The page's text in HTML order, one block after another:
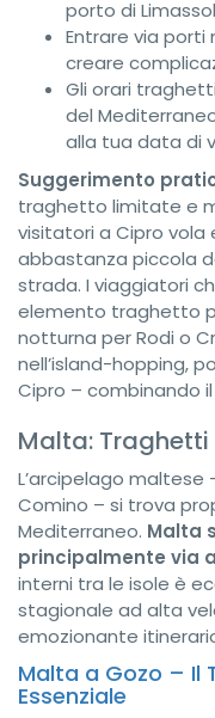
porto di
Entrare via
creare
Gli orari
del
alla tua data di
Suggerimento
traghetto limitate e
visitatori a Cipro vola
abbastanza piccola
strada. I viaggiatori
elemento traghetto
notturna per Rodi o
nell’island-hopping,
Cipro – combinando
Malta: Traghetti
L’arcipelago maltese
Comino – si trova
Mediterraneo. Malta
principalmente via
interni tra le isole è
stagionale ad alta
emozionante
Malta a Gozo – Il
Essenziale